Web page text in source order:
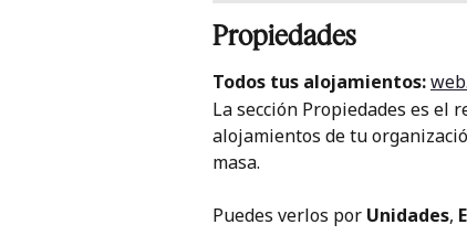
Propiedades
Todos tus alojamientos:
La sección Propiedades es el
alojamientos de tu
masa.
Puedes verlos por Unidades,